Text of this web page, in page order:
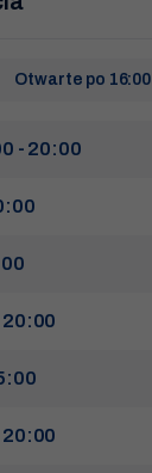
Otwarte po 16:00
- 20:00
20:00
20:00